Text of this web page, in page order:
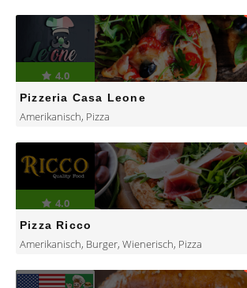
4.0
Pizzeria Casa Leone
Amerikanisch, Pizza
4.0
Pizza Ricco
Amerikanisch, Burger, Wienerisch, Pizza